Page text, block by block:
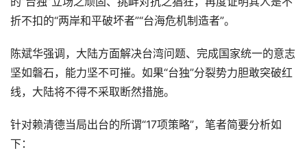
折不扣的“两岸和平破坏者”“台海危机制造者”。
陈斌华强调，大陆方面解决台湾问题、完成国家统一的意志
坚如磐石，能力坚不可摧。如果“台独”分裂势力胆敢突破红
线，大陆将不得不采取断然措施。
针对赖清德当局出台的所谓“17项策略”，笔者简要分析如
下：